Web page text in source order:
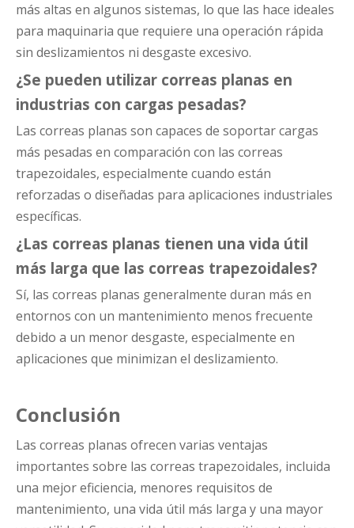
más altas en algunos sistemas, lo que las hace ideales
para maquinaria que requiere una operación rápida
sin deslizamientos ni desgaste excesivo.
¿Se pueden utilizar correas planas en
industrias con cargas pesadas?
Las correas planas son capaces de soportar cargas
más pesadas en comparación con las correas
trapezoidales, especialmente cuando están
reforzadas o diseñadas para aplicaciones industriales
específicas.
¿Las correas planas tienen una vida útil
más larga que las correas trapezoidales?
Sí, las correas planas generalmente duran más en
entornos con un mantenimiento menos frecuente
debido a un menor desgaste, especialmente en
aplicaciones que minimizan el deslizamiento.
Conclusión
Las correas planas ofrecen varias ventajas
importantes sobre las correas trapezoidales, incluida
una mejor eficiencia, menores requisitos de
mantenimiento, una vida útil más larga y una mayor